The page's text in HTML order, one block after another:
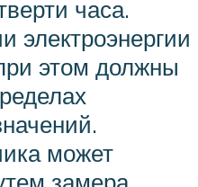
часа.
электроэнергии
этом должны
может